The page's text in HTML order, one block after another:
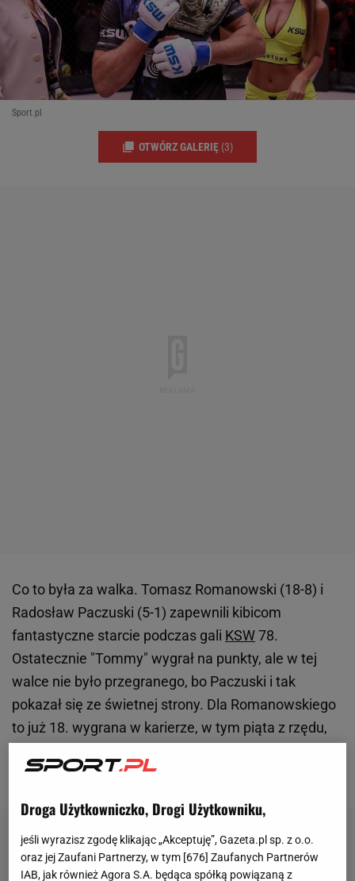
Sport.pl
OTWÓRZ GALERIĘ (3)
Co to była za walka. Tomasz Romanowski (18-8) i
Radosław Paczuski (5-1) zapewnili kibicom
fantastyczne starcie podczas gali KSW78.
Ostatecznie "Tommy" wygrał na punkty, ale w tej
walce nie było przegranego, bo Paczuski i tak
pokazał się ze świetnej strony. Dla Romanowskiego
to już 18. wygrana w karierze, w tym piąta z rzędu,
Grzebyka, Michała Patrzeka i Aleksandara Rakasa.
Droga Użytkowniczko, Drogi Użytkowniku,
jeśli wyrazisz zgodę klikając „Akceptuję”, Gazeta.pl sp. z o.o.
oraz jej Zaufani Partnerzy, w tym [676] Zaufanych Partnerów
IAB, jak również Agora S.A. będąca spółką powiązaną z